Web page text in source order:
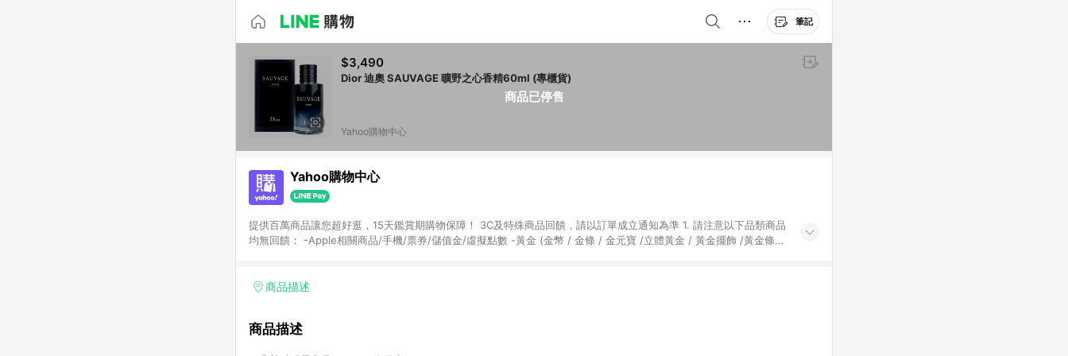
筆記
商品已停售
$3,490
Dior 迪奧 SAUVAGE 曠野之心香精60ml (專櫃貨)
Yahoo購物中心
Yahoo購物中心
提供百萬商品讓您超好逛，15天鑑賞期購物保障！ 3C及特殊商品回饋，請以訂單成立通知為準 1. 請注意以下品類商品
均無回饋： -Apple相關商品/手機/票券/儲值金/虛擬點數 -黃金 (金幣 / 金條 / 金元寶 /立體黃金 / 黃金擺飾 /黃金條
Yahoo超贈點回饋者 - 購物中心商店之商品：商品賣場中有標示「商店」及顯示商店名稱者(指定活動店家除外) 3. 訂
商品描述
商品描述